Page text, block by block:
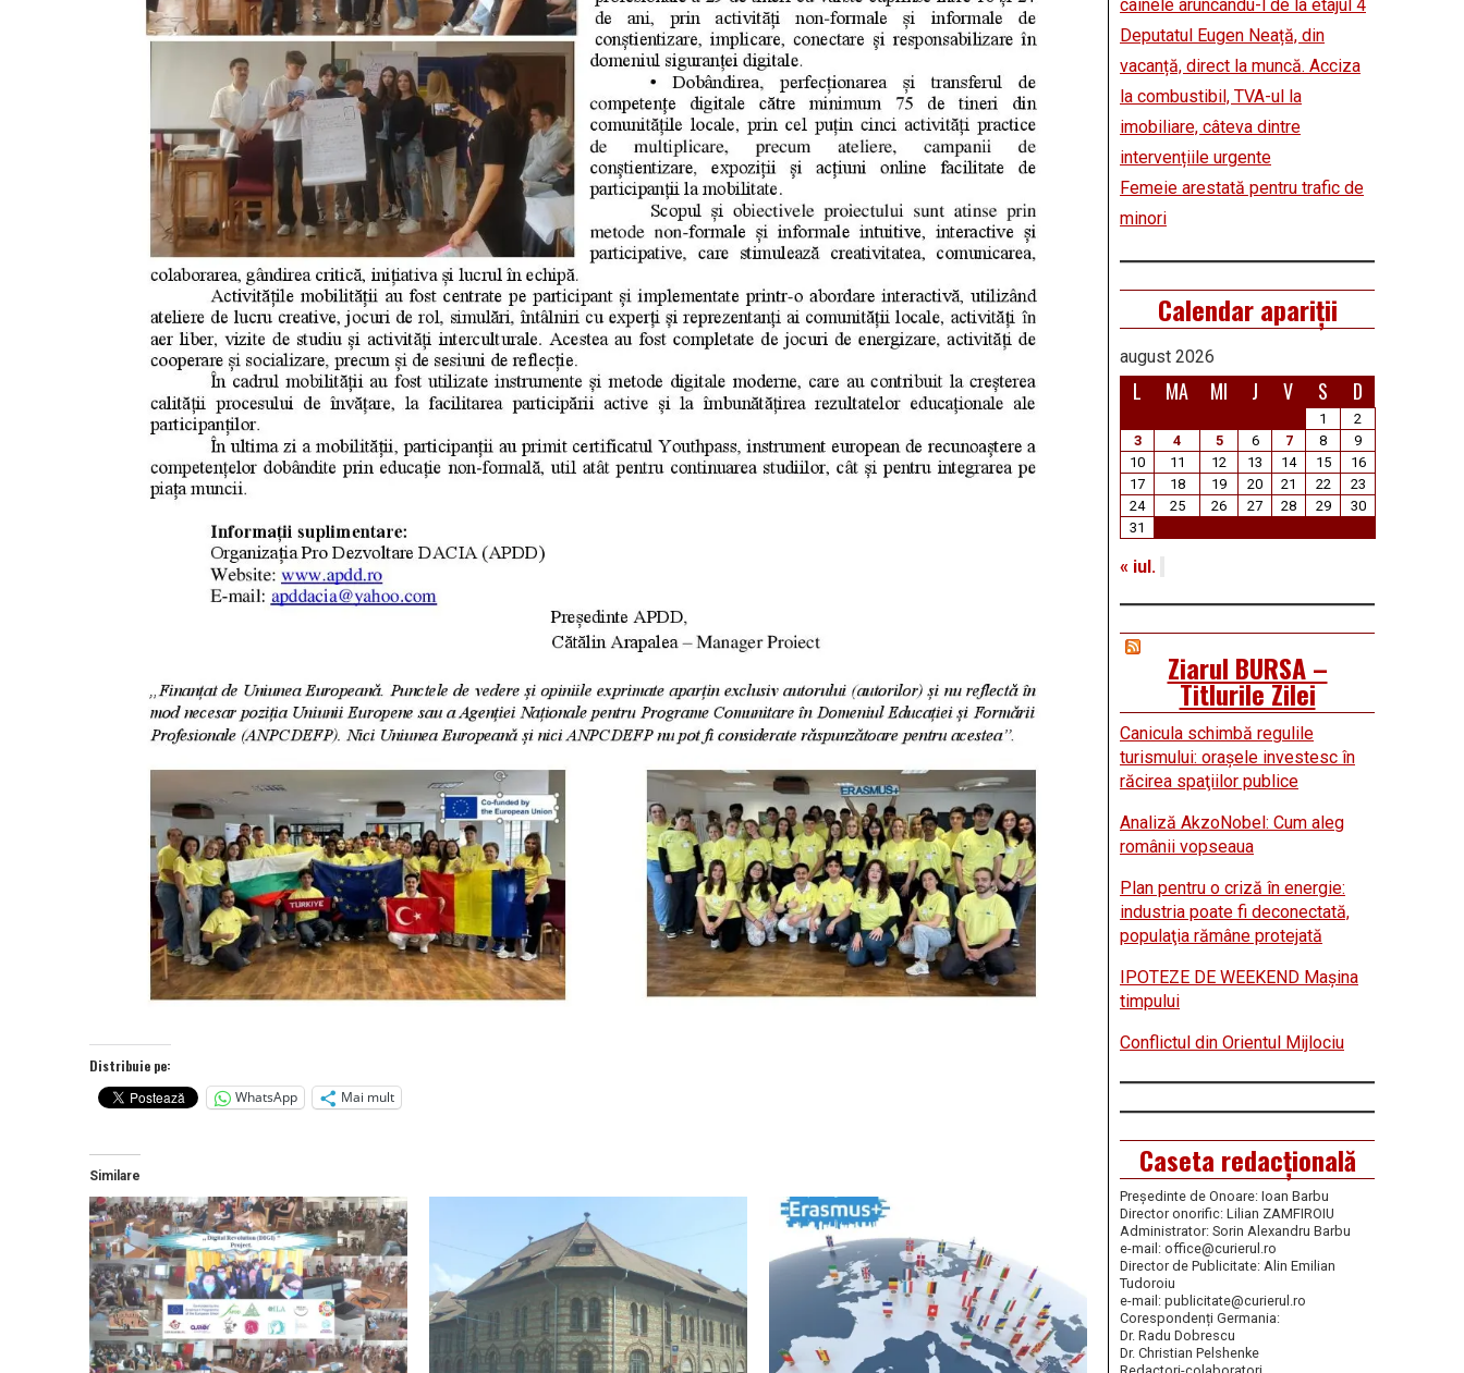
Distribuie pe:
WhatsApp
Mai mult
Similare
câinele aruncându-l de la etajul 4
Deputatul Eugen Neață, din
vacanță, direct la muncă. Acciza
la combustibil, TVA-ul la
imobiliare, câteva dintre
intervențiile urgente
Femeie arestată pentru trafic de
minori
Calendar apariții
august 2026
L MA MI J V S D
1
2
3
4 5 6 7 8
9
10
11 12 13 14 15
16
17
18 19 20 21 22
23
24
25 26 27 28 29
30
31
« iul.
Ziarul BURSA –
Titlurile Zilei
Canicula schimbă regulile
turismului: oraşele investesc în
răcirea spaţiilor publice
Analiză AkzoNobel: Cum aleg
românii vopseaua
Plan pentru o criză în energie:
industria poate fi deconectată,
populaţia rămâne protejată
IPOTEZE DE WEEKEND Maşina
timpului
Conflictul din Orientul Mijlociu
Caseta redacțională
Președinte de Onoare: Ioan Barbu
Director onorific: Lilian ZAMFIROIU
Administrator: Sorin Alexandru Barbu
e-mail: office@curierul.ro
Director de Publicitate: Alin Emilian
Tudoroiu
e-mail: publicitate@curierul.ro
Corespondenți Germania:
Dr. Radu Dobrescu
Dr. Christian Pelshenke